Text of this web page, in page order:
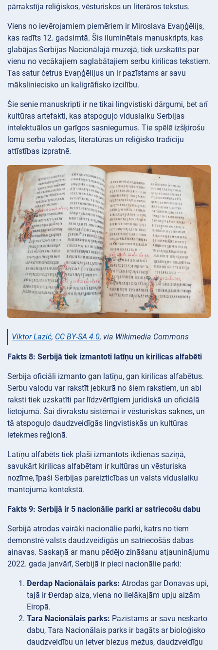
pārrakstīja reliģiskos, vēsturiskos un literāros tekstus.
Viens no ievērojamiem piemēriem ir Miroslava Evaņģēlijs,
kas radīts 12. gadsimtā. Šis iluminētais manuskripts, kas
glabājas Serbijas Nacionālajā muzejā, tiek uzskatīts par
vienu no vecākajiem saglabātajiem serbu kirilicas tekstiem.
Tas satur četrus Evaņģēlijus un ir pazīstams ar savu
māksliniecisko un kaligrāfisko izcilību.
Šie senie manuskripti ir ne tikai lingvistiski dārgumi, bet arī
kultūras artefakti, kas atspoguļo viduslaiku Serbijas
intelektuālos un garīgos sasniegumus. Tie spēlē izšķirošu
lomu serbu valodas, literatūras un reliģisko tradīciju
attīstības izpratnē.
Viktor Lazić, CC BY-SA 4.0, via Wikimedia Commons
Fakts 8: Serbijā tiek izmantoti latīņu un kirilicas alfabēti
Serbija oficiāli izmanto gan latīņu, gan kirilicas alfabētus.
Serbu valodu var rakstīt jebkurā no šiem rakstiem, un abi
raksti tiek uzskatīti par līdzvērtīgiem juridiskā un oficiālā
lietojumā. Šai divrakstu sistēmai ir vēsturiskas saknes, un
tā atspoguļo daudzveidīgās lingvistiskās un kultūras
ietekmes reģionā.
Latīņu alfabēts tiek plaši izmantots ikdienas saziņā,
savukārt kirilicas alfabētam ir kultūras un vēsturiska
nozīme, īpaši Serbijas pareizticības un valsts viduslaiku
mantojuma kontekstā.
Fakts 9: Serbijā ir 5 nacionālie parki ar satriecošu dabu
Serbijā atrodas vairāki nacionālie parki, katrs no tiem
demonstrē valsts daudzveidīgās un satriecošās dabas
ainavas. Saskaņā ar manu pēdējo zināšanu atjauninājumu
2022. gada janvārī, Serbijā ir pieci nacionālie parki:
Đerdap Nacionālais parks: Atrodas gar Donavas upi,
tajā ir Đerdap aiza, viena no lielākajām upju aizām
Eiropā.
Tara Nacionālais parks: Pazīstams ar savu neskarto
dabu, Tara Nacionālais parks ir bagāts ar bioloģisko
daudzveidību un ietver biezus mežus, daudzveidīgu